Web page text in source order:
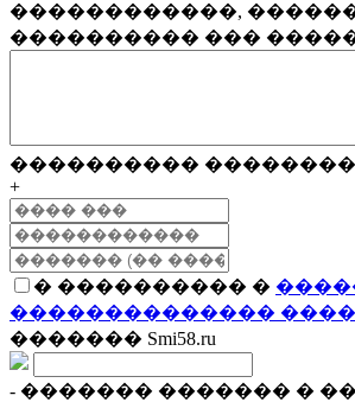
������������,
���������� ���
����������
+
� ���������� �
��������������
������� Smi58.ru
- ������� ������� �